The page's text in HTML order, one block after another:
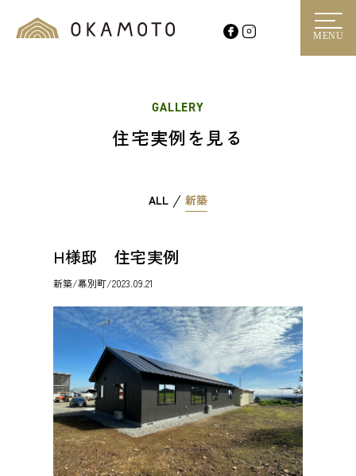
MENU
GALLERY
住宅実例を見る
ALL 新築
H様邸 住宅実例
新築/幕別町/2023.09.21